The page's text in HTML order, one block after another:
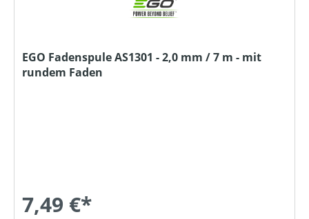
EGO Fadenspule AS1301 - 2,0 mm / 7 m - mit
rundem Faden
7,49 €*